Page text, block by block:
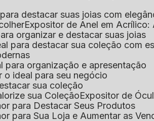
destacar suas joias com
Expositor de Anel em
organizar e destacar suas joias
para destacar sua coleção com
para organização e apresentação
o ideal para seu negócio
sua coleção
sua Coleção Expositor de
para Destacar Seus Produtos
para Sua Loja e Aumentar as